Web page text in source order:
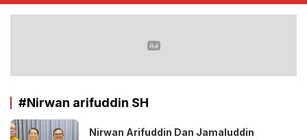
#Nirwan arifuddin SH
Nirwan Arifuddin Dan Jamaluddin